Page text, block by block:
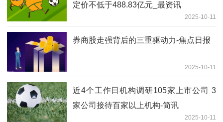
定价不低于488.83亿元_最资讯
2025-10-11
券商股走强背后的三重驱动力-焦点日报
2025-10-11
近4个工作日机构调研105家上市公司 3
家公司接待百家以上机构-简讯
2025-10-11